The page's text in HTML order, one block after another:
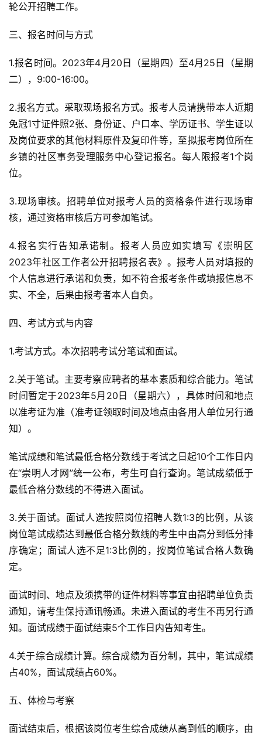
轮公开招聘工作。
三、报名时间与方式
1.报名时间。2023年4月20日（星期四）至4月25日（星期
二），9:00-16:00。
2.报名方式。采取现场报名方式。报考人员请携带本人近期
免冠1寸证件照2张、身份证、户口本、学历证书、学生证以
及岗位要求的其他材料原件及复印件等，至拟报考岗位所在
乡镇的社区事务受理服务中心登记报名。每人限报考1个岗
位。
3.现场审核。 招聘单位对报考人员的资格条件进行现场审
核，通过资格审核后方可参加笔试。
4.报名实行告知承诺制。报考人员应如实填写《崇明区
2023年社区工作者公开招聘报名表》。报考人员对填报的
个人信息进行承诺和负责，如不符合报考条件或填报信息不
实、不全，后果由报考者本人自负。
四、考试方式与内容
1.考试方式。本次招聘考试分笔试和面试。
2.关于笔试。主要考察应聘者的基本素质和综合能力。笔试
时间暂定于2023年5月20日（星期六），具体时间和地点
以准考证为准（准考证领取时间及地点由各用人单位另行通
知）。
笔试成绩和笔试最低合格分数线于考试之日起10个工作日内
在“崇明人才网”统一公布，考生可自行查询。笔试成绩低于
最低合格分数线的不得进入面试。
3.关于面试。面试人选按照岗位招聘人数1:3的比例，从该
岗位笔试成绩达到最低合格分数线的考生中由高分到低分排
序确定；面试人选不足1:3比例的，按岗位笔试合格人数确
定。
面试时间、地点及须携带的证件材料等事宜由招聘单位负责
通知，请考生保持通讯畅通。未进入面试的考生不再另行通
知。面试成绩于面试结束5个工作日内告知考生。
4.关于综合成绩计算。综合成绩为百分制，其中，笔试成绩
占40%，面试成绩占60%。
五、体检与考察
面试结束后，根据该岗位考生综合成绩从高到低的顺序，由